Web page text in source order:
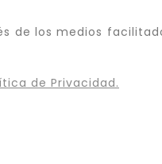
de los medios
de Privacidad.